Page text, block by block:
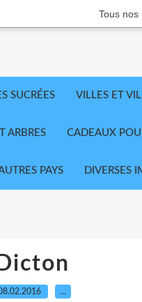
Tous nos
SUCRÉES VILLES ET
ARBRES CADEAUX
PAYS DIVERSES
Dicton
…